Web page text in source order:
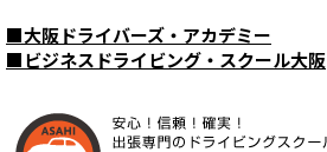
■大阪ドライバーズ・アカデミー
■ビジネスドライビング・スクール大阪